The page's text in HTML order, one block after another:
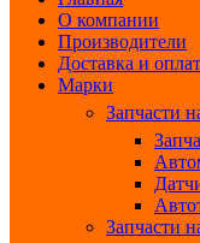
О компании
Производители
Доставка и
Марки
Запчасти
Запчасти